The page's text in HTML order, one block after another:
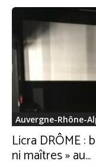
Auvergne-Rhône-
Licra DRÔME :
ni maîtres » au...